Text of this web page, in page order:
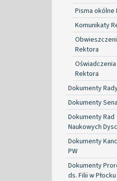
Pisma okólne
Komunikaty
Rektora
Oświadczenia
Rektora
Dokumenty
Dokumenty
Dokumenty Rad
Naukowych
Dokumenty
PW
Dokumenty
ds. Filii w Płocku